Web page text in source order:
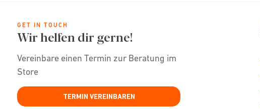
GET IN TOUCH
Wir helfen dir gerne!
Vereinbare einen Termin zur Beratung im
Store
TERMIN VEREINBAREN